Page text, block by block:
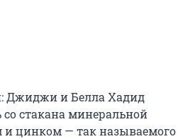
Джиджи и Белла Хадид
стакана минеральной
и цинком — так называемого